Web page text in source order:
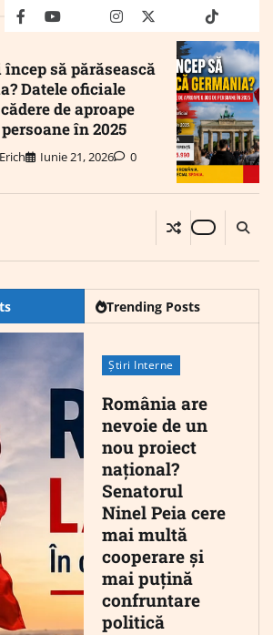
facebookyoutubeMailinstagram
twitter truthtiktok
să părăsească
Datele oficiale
de aproape
în 2025
Iunie 21, 2026 0
Trending Posts
Știri Interne
România are
nevoie de un
nou proiect
național?
Senatorul
Ninel Peia cere
mai multă
cooperare și
mai puțină
confruntare
politică